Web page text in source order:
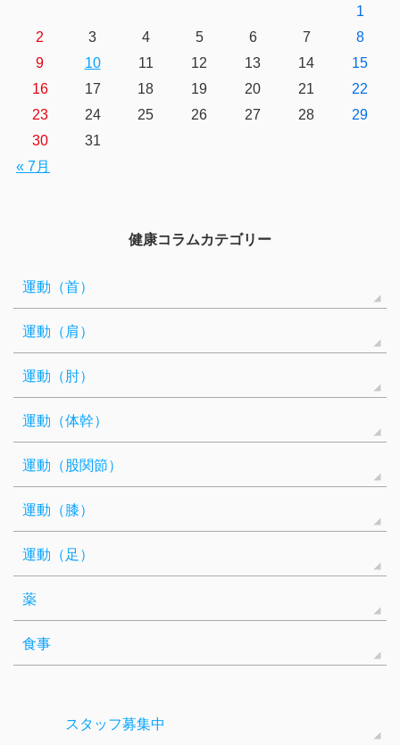
« 7月
1
2
3 4 5 6 7
8
9
10 11 12 13 14
15
16
17 18 19 20 21
22
23
24 25 26 27 28
29
30
31
健康コラムカテゴリー
運動（首）
運動（肩）
運動（肘）
運動（体幹）
運動（股関節）
運動（膝）
運動（足）
薬
食事
スタッフ募集中